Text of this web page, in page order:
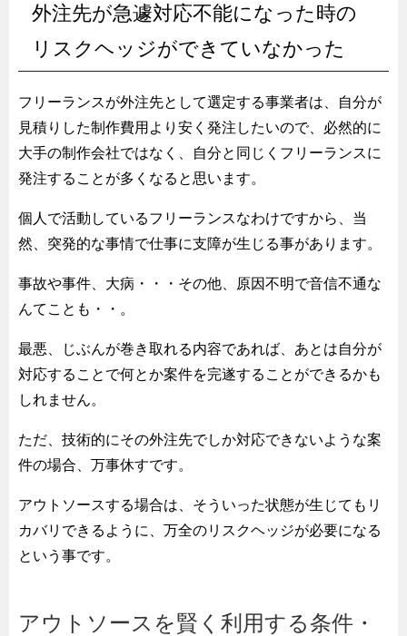
外注先が急遽対応不能になった時の
リスクヘッジができていなかった
フリーランスが外注先として選定する事業者は、自分が
見積りした制作費用より安く発注したいので、必然的に
大手の制作会社ではなく、自分と同じくフリーランスに
発注することが多くなると思います。
個人で活動しているフリーランスなわけですから、当
然、突発的な事情で仕事に支障が生じる事があります。
事故や事件、大病・・・その他、原因不明で音信不通な
んてことも・・。
最悪、じぶんが巻き取れる内容であれば、あとは自分が
対応することで何とか案件を完遂することができるかも
しれません。
ただ、技術的にその外注先でしか対応できないような案
件の場合、万事休すです。
アウトソースする場合は、そういった状態が生じてもリ
カバリできるように、万全のリスクヘッジが必要になる
という事です。
アウトソースを賢く利用する条件・